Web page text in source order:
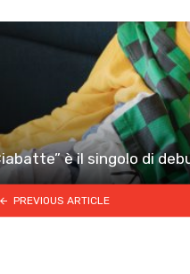
è il singolo di
PREVIOUS ARTICLE